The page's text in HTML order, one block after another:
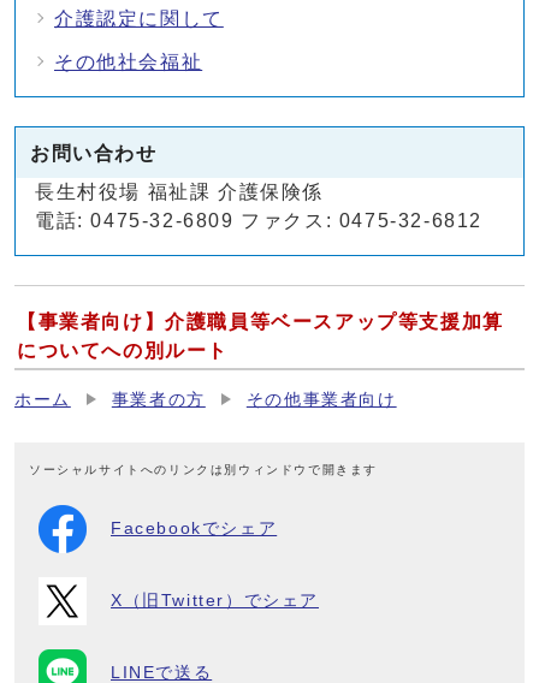
介護認定に関して
その他社会福祉
お問い合わせ
長生村役場 福祉課 介護保険係
電話: 0475-32-6809 ファクス: 0475-32-6812
【事業者向け】介護職員等ベースアップ等支援加算
についてへの別ルート
ホーム 事業者の方 その他事業者向け
ソーシャルサイトへのリンクは別ウィンドウで開きます
Facebookでシェア
X（旧Twitter）でシェア
LINEで送る